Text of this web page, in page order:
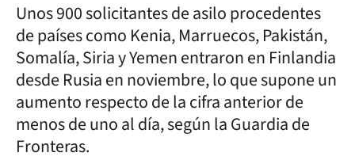
Unos 900 solicitantes de asilo procedentes
de países como Kenia, Marruecos, Pakistán,
Somalía, Siria y Yemen entraron en Finlandia
desde Rusia en noviembre, lo que supone un
aumento respecto de la cifra anterior de
menos de uno al día, según la Guardia de
Fronteras.